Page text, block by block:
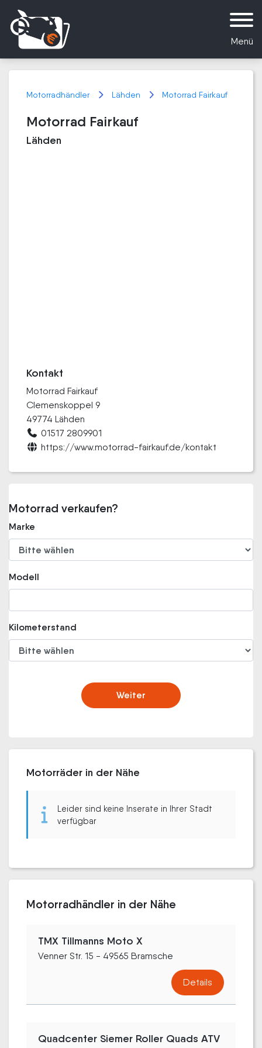
Menü
Motorradhändler Lähden Motorrad Fairkauf
Motorrad Fairkauf
Lähden
Kontakt
Motorrad Fairkauf
Clemenskoppel 9
49774 Lähden
01517 2809901
https://www.motorrad-fairkauf.de/kontakt
Motorrad verkaufen?
Marke
Modell
Kilometerstand
Weiter
Motorräder in der Nähe
Leider sind keine Inserate in Ihrer Stadt
verfügbar
Motorradhändler in der Nähe
TMX Tillmanns Moto X
Venner Str. 15 - 49565 Bramsche
Details
Quadcenter Siemer Roller Quads ATV